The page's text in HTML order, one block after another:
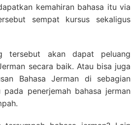
kemahiran bahasa itu via
sempat kursus sekaligus
tersebut akan dapat peluang
secara baik. Atau bisa juga
Bahasa Jerman di sebagian
penerjemah bahasa jerman